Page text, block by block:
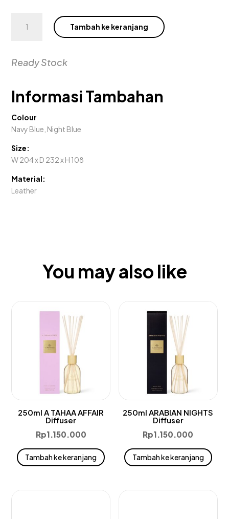
Galattico
Tambah ke keranjang
Ready Stock
Informasi Tambahan
Colour
Navy Blue, Night Blue
Size:
W 204 x D 232 x H 108
Material:
Leather
You may also like
250ml A TAHAA AFFAIR
Diffuser
Rp1.150.000
Tambah ke keranjang
250ml ARABIAN NIGHTS
Diffuser
Rp1.150.000
Tambah ke keranjang